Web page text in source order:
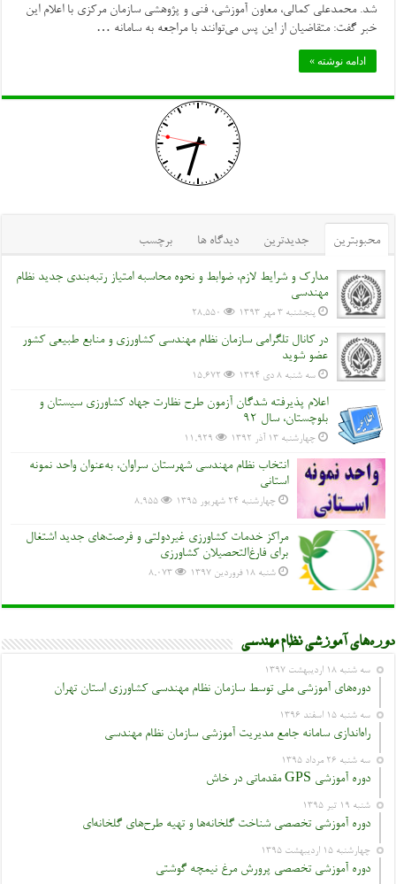
شد. محمدعلی کمالی، معاون آموزشی، فنی و پژوهشی سازمان مرکزی با اعلام این
خبر گفت: متقاضیان از این پس می‌توانند با مراجعه به سامانه …
ادامه نوشته »
محبوبترین جدیدترین دیدگاه ها برچسب
مدارک و شرایط لازم، ضوابط و نحوه محاسبه امتیاز رتبه‌بندی جدید نظام
مهندسی
پنجشنبه ۳ مهر ۱۳۹۳ 28,550
در کانال تلگرامی سازمان نظام مهندسی کشاورزی و منابع طبیعی کشور
عضو شوید
سه شنبه ۸ دی ۱۳۹۴ 15,672
اعلام پذیرفته شدگان آزمون طرح نظارت جهاد کشاورزی سیستان و
بلوچستان، سال 92
چهارشنبه ۱۳ آذر ۱۳۹۲ 11,929
انتخاب نظام مهندسی شهرستان سراوان، به‌عنوان واحد نمونه
استانی
چهارشنبه ۲۴ شهریور ۱۳۹۵ 8,955
مراکز خدمات کشاورزی غیردولتی و فرصت‌های جدید اشتغال
برای فارغ‌التحصیلان کشاورزی
شنبه ۱۸ فروردین ۱۳۹۷ 8,073
دوره‌های آموزشی نظام مهندسی
سه شنبه ۱۸ اردیبهشت ۱۳۹۷
دوره‌های آموزشی ملی توسط سازمان نظام مهندسی کشاورزی استان تهران
سه شنبه ۱۵ اسفند ۱۳۹۶
راه‌اندازی سامانه جامع مدیریت آموزشی سازمان نظام مهندسی
سه شنبه ۲۶ مرداد ۱۳۹۵
دوره آموزشی GPS مقدماتی در خاش
شنبه ۱۹ تیر ۱۳۹۵
دوره آموزشی تخصصی شناخت گلخانه‌ها و تهیه طرح‌های گلخانه‌ای
چهارشنبه ۱۵ اردیبهشت ۱۳۹۵
دوره آموزشی تخصصی پرورش مرغ نیمچه گوشتی